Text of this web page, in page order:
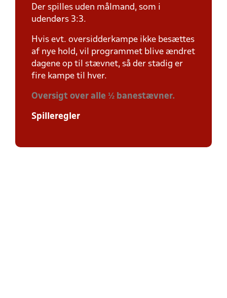
Der spilles uden målmand, som i
udendørs 3:3.
Hvis evt. oversidderkampe ikke besættes
af nye hold, vil programmet blive ændret
dagene op til stævnet, så der stadig er
fire kampe til hver.
Oversigt over alle ½ banestævner.
Spilleregler